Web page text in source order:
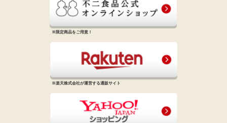
※限定商品をご用意！
※楽天株式会社が運営する通販サイト